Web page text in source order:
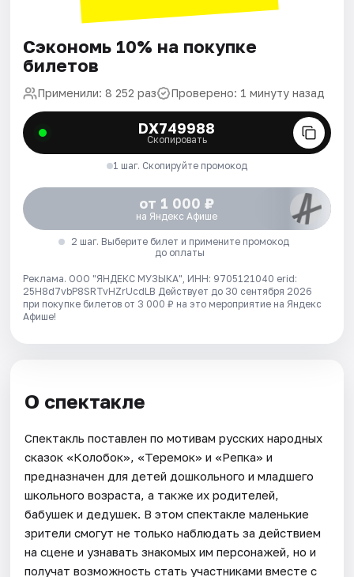
Сэкономь 10% на покупке
билетов
Применили: 8 252 раз Проверено: 1 минуту назад
DX749988
Скопировать
1 шаг. Скопируйте промокод
от 1 000 ₽
на Яндекс Афише
2 шаг. Выберите билет и примените промокод
до оплаты
Реклама. ООО "ЯНДЕКС МУЗЫКА", ИНН: 9705121040 erid:
25H8d7vbP8SRTvHZrUcdLB Действует до 30 сентября 2026
при покупке билетов от 3 000 ₽ на это мероприятие на Яндекс
Афише!
О спектакле
Спектакль поставлен по мотивам русских народных
сказок «Колобок», «Теремок» и «Репка» и
предназначен для детей дошкольного и младшего
школьного возраста, а также их родителей,
бабушек и дедушек. В этом спектакле маленькие
зрители смогут не только наблюдать за действием
на сцене и узнавать знакомых им персонажей, но и
получат возможность стать участниками вместе с